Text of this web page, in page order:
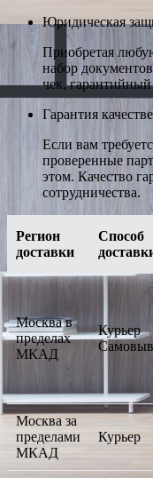
Юридическая
Приобретая
набор
чек,
Гарантия
Если вам
проверенные
этом. Качество
сотрудничества.
Регион
доставки
Способ
Москва в
пределах
МКАД
Курьер
Москва за
пределами
МКАД
Курьер